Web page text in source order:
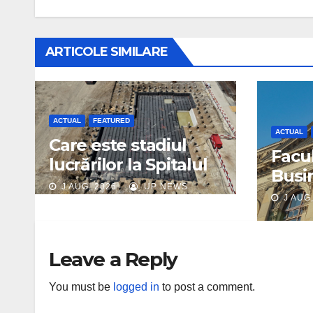
ARTICOLE SIMILARE
ACTUAL FEATURED
Care este stadiul
lucrărilor la Spitalul
Pediatric Monobloc
J AUG, 2026 UP NEWS
ACTUAL
J
Leave a Reply
You must be logged in to post a comment.